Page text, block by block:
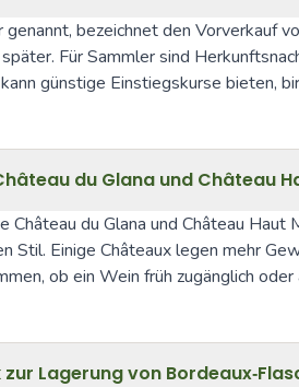
genannt, bezeichnet den
Für Sammler sind
günstige Einstiegskurse bieten,
du Glana und Château
Château du Glana und Château
Stil. Einige Châteaux legen mehr
ob ein Wein früh zugänglich
Lagerung von